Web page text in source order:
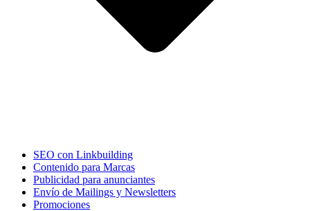
SEO con Linkbuilding
Contenido para Marcas
Publicidad para anunciantes
Envío de Mailings y Newsletters
Promociones